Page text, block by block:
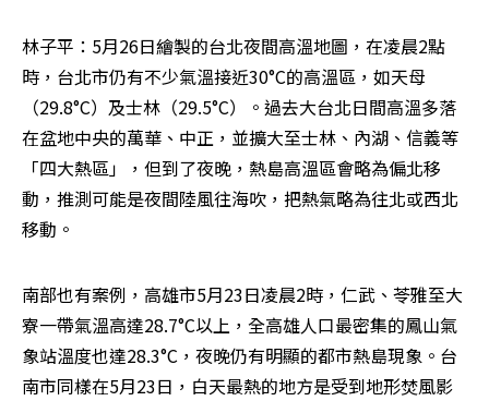
林子平：5月26日繪製的台北夜間高溫地圖，在凌晨2點
時，台北市仍有不少氣溫接近30°C的高溫區，如天母
（29.8°C）及士林（29.5°C）。過去大台北日間高溫多落
在盆地中央的萬華、中正，並擴大至士林、內湖、信義等
「四大熱區」，但到了夜晚，熱島高溫區會略為偏北移
動，推測可能是夜間陸風往海吹，把熱氣略為往北或西北
移動。
南部也有案例，高雄市5月23日凌晨2時，仁武、苓雅至大
寮一帶氣溫高達28.7°C以上，全高雄人口最密集的鳳山氣
象站溫度也達28.3°C，夜晚仍有明顯的都市熱島現象。台
南市同樣在5月23日，白天最熱的地方是受到地形焚風影